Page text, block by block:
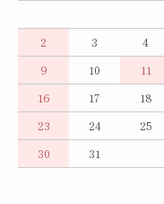
2
3 4
9
10 11
16
17 18
23
24 25
30
31